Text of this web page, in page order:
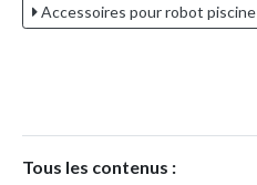
Accessoires pour robot piscine
Tous les contenus :